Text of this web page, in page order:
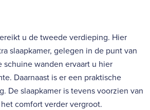
u de tweede verdieping. Hier
slaapkamer, gelegen in de punt van
schuine wanden ervaart u hier
Daarnaast is er een praktische
De slaapkamer is tevens voorzien van
comfort verder vergroot.